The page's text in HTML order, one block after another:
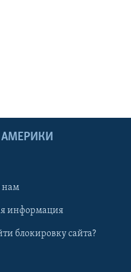
АМЕРИКИ
нам
информация
блокировку сайта?